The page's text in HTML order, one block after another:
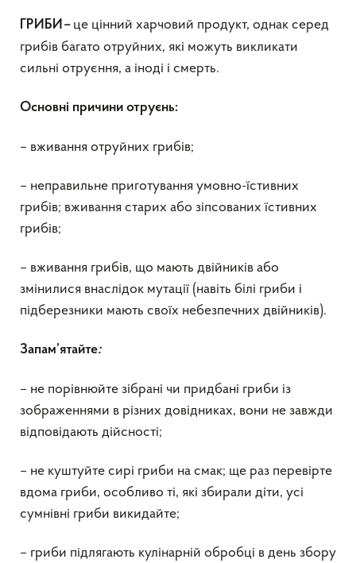
ГРИБИ–це цінний харчовий продукт, однак серед
грибів багато отруйних, які можуть викликати
сильні отруєння, а іноді і смерть.
Основні причини отруєнь:
– вживання отруйних грибів;
– неправильне приготування умовно-їстивних
грибів; вживання старих або зіпсованих їстивних
грибів;
– вживання грибів, що мають двійників або
змінилися внаслідок мутації (навіть білі гриби і
підберезники мають своїх небезпечних двійників).
Запам’ятайте:
– не порівнюйте зібрані чи придбані гриби із
зображеннями в різних довідниках, вони не завжди
відповідають дійсності;
– не куштуйте сирі гриби на смак; ще раз перевірте
вдома гриби, особливо ті, які збирали діти, усі
сумнівні гриби викидайте;
– гриби підлягають кулінарній обробці в день збору